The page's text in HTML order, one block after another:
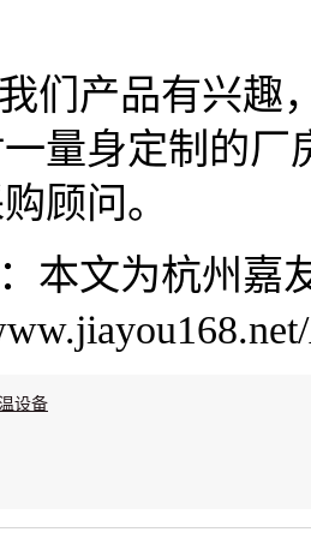
们产品有兴趣
量身定制的
顾问。
本文为杭州嘉
设备